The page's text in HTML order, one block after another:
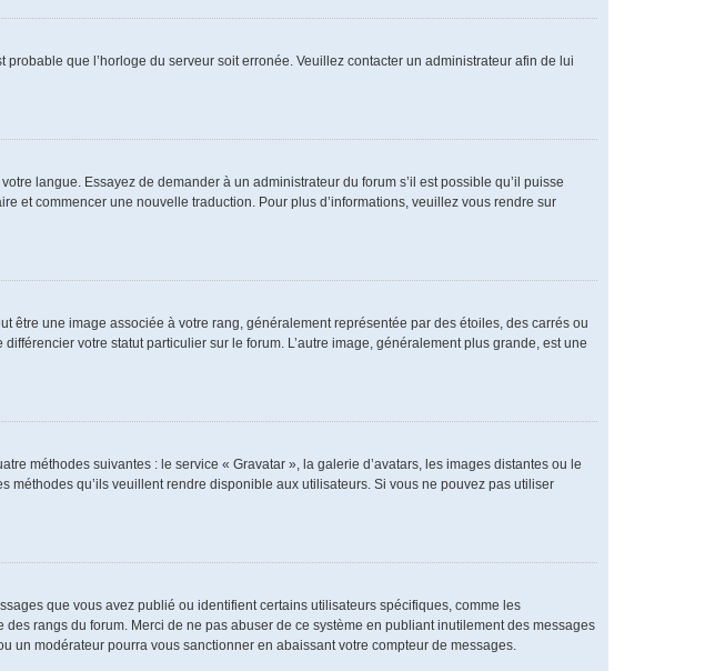
que l’horloge du serveur soit erronée. Veuillez contacter un administrateur afin de lui
langue. Essayez de demander à un administrateur du forum s’il est possible qu’il puisse
et commencer une nouvelle traduction. Pour plus d’informations, veuillez vous rendre sur
être une image associée à votre rang, généralement représentée par des étoiles, des carrés ou
votre statut particulier sur le forum. L’autre image, généralement plus grande, est une
méthodes suivantes : le service « Gravatar », la galerie d’avatars, les images distantes ou le
méthodes qu’ils veuillent rendre disponible aux utilisateurs. Si vous ne pouvez pas utiliser
que vous avez publié ou identifient certains utilisateurs spécifiques, comme les
rangs du forum. Merci de ne pas abuser de ce système en publiant inutilement des messages
un modérateur pourra vous sanctionner en abaissant votre compteur de messages.